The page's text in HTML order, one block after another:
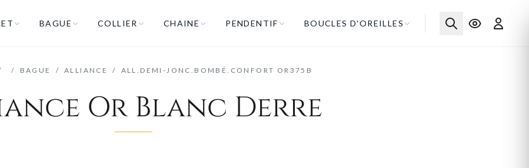
BAGUE COLLIER CHAINE PENDENTIF BOUCLES D'OREILLES
/ BAGUE / ALLIANCE / ALL.DEMI-JONC.BOMBÉ.CONFORT OR375B
Or Blanc Derre